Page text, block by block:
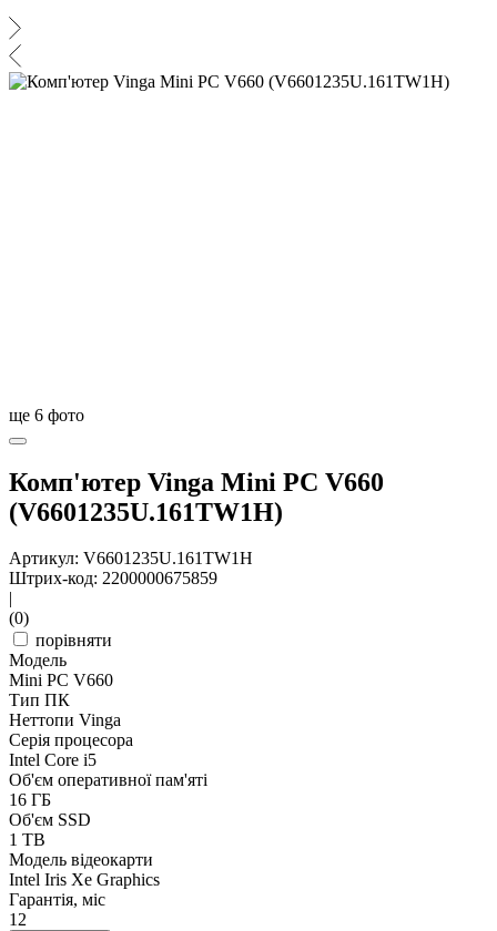
ще 6 фото
Комп'ютер Vinga Mini PC V660
(V6601235U.161TW1H)
Артикул: V6601235U.161TW1H
Штрих-код: 2200000675859
(0)
порівняти
Модель
Mini PC V660
Тип ПК
Неттопи Vinga
Серія процесора
Intel Core i5
Об'єм оперативної пам'яті
16 ГБ
Об'єм SSD
1 TB
Модель відеокарти
Intel Iris Xe Graphics
Гарантія, міс
12